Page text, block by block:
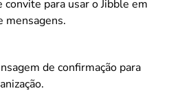
para usar o Jibble em
mensagens.
de confirmação para